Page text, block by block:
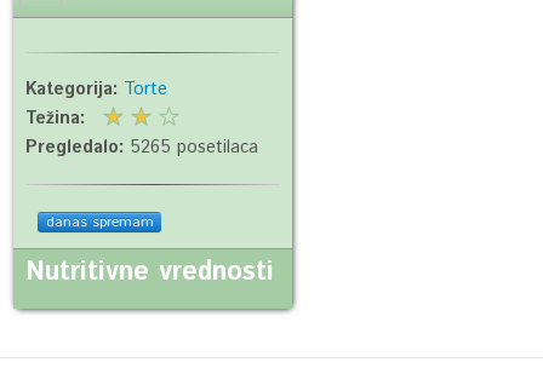
Kategorija: Torte
Težina:
Pregledalo: 5265 posetilaca
danas spremam
Nutritivne vrednosti